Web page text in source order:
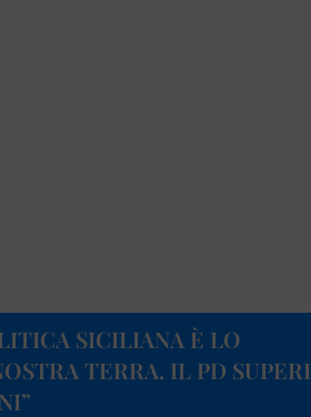
SICILIANA È LO
TERRA. IL PD SUPERI